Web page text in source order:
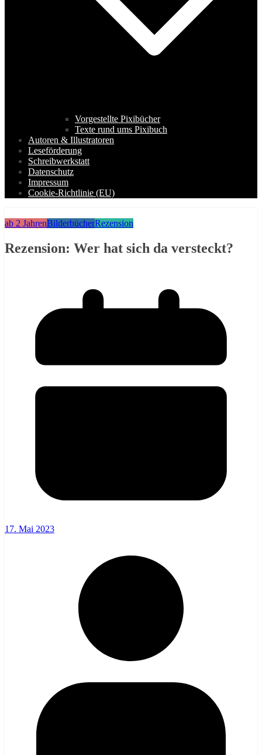
Vorgestellte Pixibücher
Texte rund ums Pixibuch
Autoren & Illustratoren
Leseförderung
Schreibwerkstatt
Datenschutz
Impressum
Cookie-Richtlinie (EU)
ab 2 JahrenBilderbücherRezension
Rezension: Wer hat sich da versteckt?
17. Mai 2023